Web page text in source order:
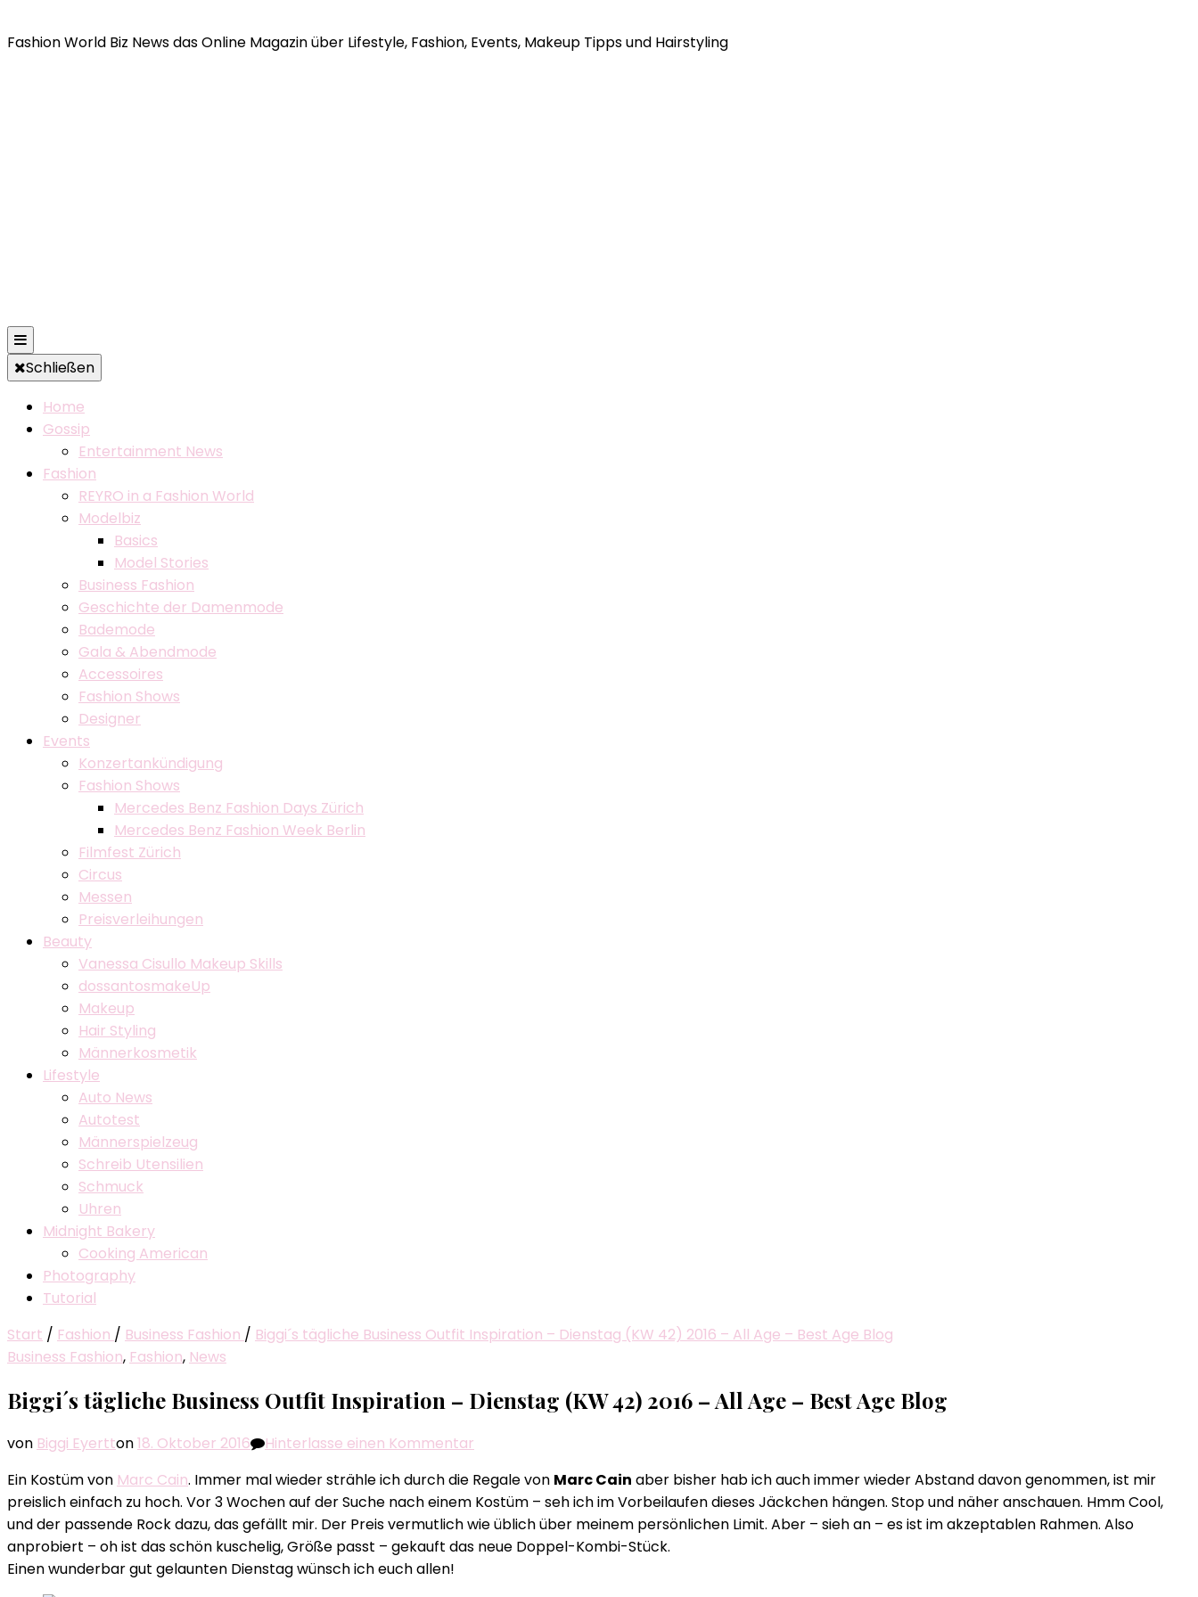
Fashion World Biz News das Online Magazin über Lifestyle, Fashion, Events, Makeup Tipps und Hairstyling
Schließen
Home
Gossip
Entertainment News
Fashion
REYRO in a Fashion World
Modelbiz
Basics
Model Stories
Business Fashion
Geschichte der Damenmode
Bademode
Gala & Abendmode
Accessoires
Fashion Shows
Designer
Events
Konzertankündigung
Fashion Shows
Mercedes Benz Fashion Days Zürich
Mercedes Benz Fashion Week Berlin
Filmfest Zürich
Circus
Messen
Preisverleihungen
Beauty
Vanessa Cisullo Makeup Skills
dossantosmakeUp
Makeup
Hair Styling
Männerkosmetik
Lifestyle
Auto News
Autotest
Männerspielzeug
Schreib Utensilien
Schmuck
Uhren
Midnight Bakery
Cooking American
Photography
Tutorial
Start / Fashion / Business Fashion / Biggi´s tägliche Business Outfit Inspiration – Dienstag (KW 42) 2016 – All Age – Best Age Blog
Business Fashion, Fashion, News
Biggi´s tägliche Business Outfit Inspiration – Dienstag (KW 42) 2016 – All Age – Best Age Blog
von Biggi Eyertton18. Oktober 2016 Hinterlasse einen Kommentar
´s
tägliche
Business
Outfit
Ein Kostüm von Marc Cain. Immer mal wieder strähle ich durch die Regale von Marc Cain aber bisher hab ich auch immer wieder Abstand davon genommen, ist mir
preislich einfach zu hoch. Vor 3 Wochen auf der Suche nach einem Kostüm – seh ich im Vorbeilaufen dieses Jäckchen hängen. Stop und näher anschauen. Hmm Cool,
und der passende Rock dazu, das gefällt mir. Der Preis vermutlich wie üblich über meinem persönlichen Limit. Aber – sieh an – es ist im akzeptablen Rahmen. Also
anprobiert – oh ist das schön kuschelig, Größe passt – gekauft das neue Doppel-Kombi-Stück.
Einen wunderbar gut gelaunten Dienstag wünsch ich euch allen!